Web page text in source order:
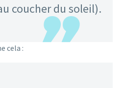
coucher du soleil).
cela :